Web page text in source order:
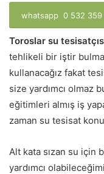
whatsapp 0 532 359
Toroslar su
tehlikeli bir iştir
kullanacağız fakat
size yardımcı olmaz
eğitimleri almış iş
zaman su tesisat
Alt kata sızan su için
yardımcı